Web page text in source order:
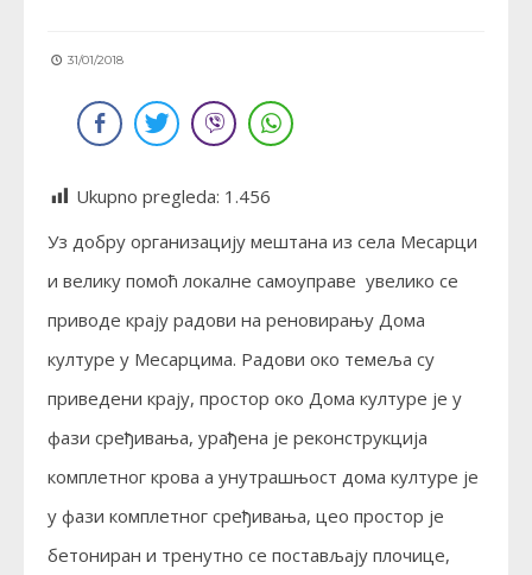
31/01/2018
Ukupno pregleda: 1.456
Уз добру организацију мештана из села Месарци
и велику помоћ локалне самоуправе увелико се
приводе крају радови на реновирању Дома
културе у Месарцима. Радови око темеља су
приведени крају, простор око Дома културе је у
фази сређивања, урађена је реконструкција
комплетног крова а унутрашњост дома културе је
у фази комплетног сређивања, цео простор је
бетониран и тренутно се постављају плочице,